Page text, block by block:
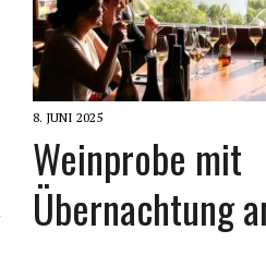
8. JUNI 2025
Weinprobe mit
Übernachtung